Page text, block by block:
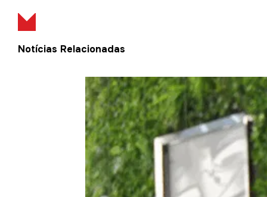
Notícias Relacionadas